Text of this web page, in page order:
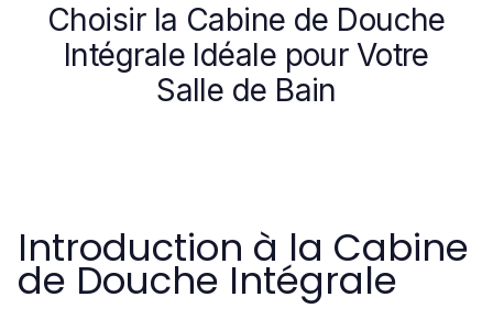
Choisir la Cabine de Douche
Intégrale Idéale pour Votre
Salle de Bain
Introduction à la Cabine
de Douche Intégrale